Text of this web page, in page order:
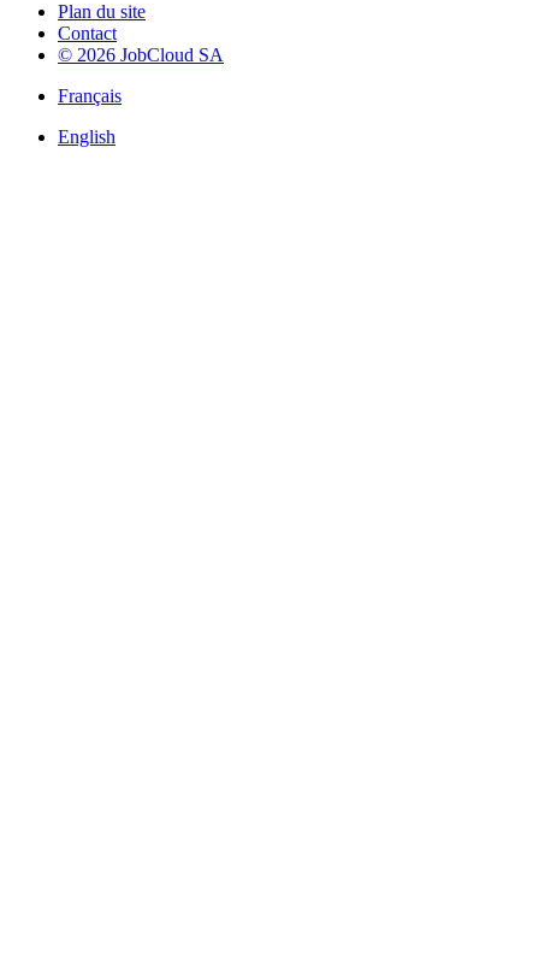
Plan du site
Contact
© 2026 JobCloud SA
Français
English